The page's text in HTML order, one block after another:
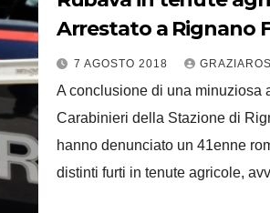
Arrestato a Rignano
41enne romeno.
refurtiva di 4 furti
7 AGOSTO 2018
A conclusione di una minuziosa
Carabinieri della Stazione di
hanno denunciato un 41enne
distinti furti in tenute agricole,